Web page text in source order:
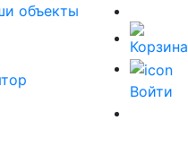
объекты
Войти